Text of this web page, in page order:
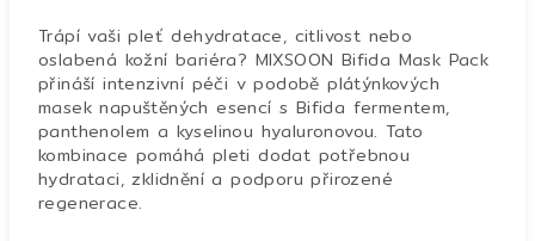
Trápí vaši pleť dehydratace, citlivost nebo
oslabená kožní bariéra? MIXSOON Bifida Mask Pack
přináší intenzivní péči v podobě plátýnkových
masek napuštěných esencí s Bifida fermentem,
panthenolem a kyselinou hyaluronovou. Tato
kombinace pomáhá pleti dodat potřebnou
hydrataci, zklidnění a podporu přirozené
regenerace.